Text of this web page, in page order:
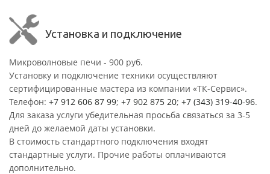
Установка и подключение
Микроволновые печи - 900 руб.
Установку и подключение техники осуществляют
сертифицированные мастера из компании «ТК-Сервис».
Телефон: +7 912 606 87 99; +7 902 875 20; +7 (343) 319-40-96.
Для заказа услуги убедительная просьба связаться за 3-5
дней до желаемой даты установки.
В стоимость стандартного подключения входят
стандартные услуги. Прочие работы оплачиваются
дополнительно.